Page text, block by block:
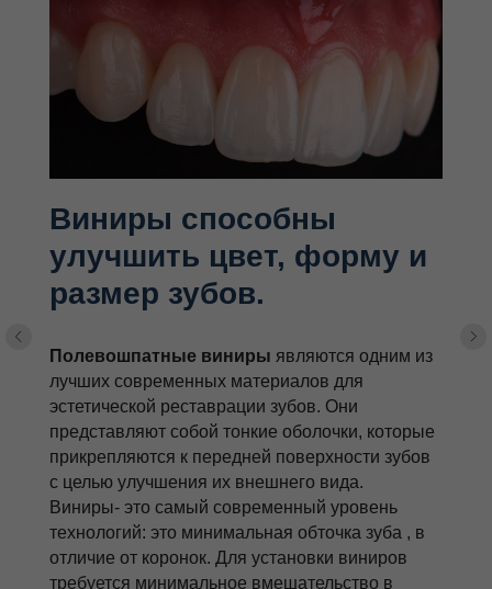
Виниры способны
улучшить цвет, форму и
размер зубов.
Полевошпатные виниры являются одним из
лучших современных материалов для
эстетической реставрации зубов. Они
представляют собой тонкие оболочки, которые
прикрепляются к передней поверхности зубов
с целью улучшения их внешнего вида.
Виниры- это самый современный уровень
технологий: это минимальная обточка зуба , в
отличие от коронок. Для установки виниров
требуется минимальное вмешательство в